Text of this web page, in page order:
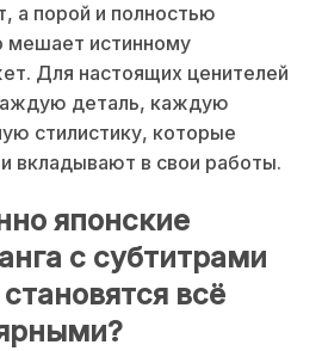
а порой и полностью
мешает истинному
Для настоящих ценителей
деталь, каждую
стилистику, которые
вкладывают в свои работы.
японские
с субтитрами
всё